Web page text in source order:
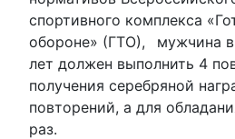
спортивного комплекса
обороне» (ГТО),
мужчина
лет должен выполнить 4
получения серебряной
повторений, а для
раз.